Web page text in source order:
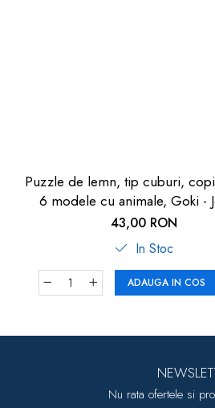
Puzzle de lemn, tip cuburi,
6 modele cu animale, Goki -
indemanare
43,00 RON
In Stoc
ADAUGA IN COS
Nu rata ofertele si